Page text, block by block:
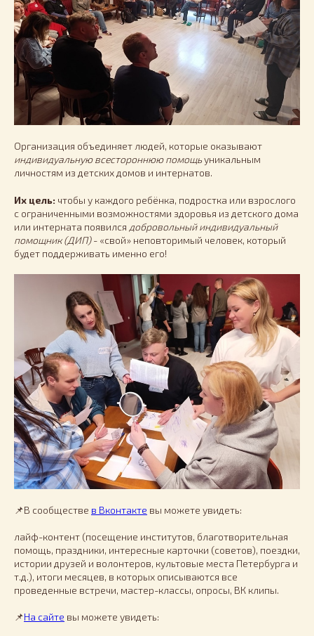
Организация объединяет людей, которые оказывают
индивидуальную всестороннюю помощьуникальным
личностям из детских домов и интернатов.
Их цель: чтобы у каждого ребёнка, подростка или взрослого
с ограниченными возможностями здоровья из детского дома
или интерната появился добровольный индивидуальный
помощник (ДИП)- «свой» неповторимый человек, который
будет поддерживать именно его!
📌В сообществе в Вконтакте вы можете увидеть:
лайф-контент (посещение институтов, благотворительная
помощь, праздники, интересные карточки (советов), поездки,
истории друзей и волонтеров, культовые места Петербурга и
т.д.), итоги месяцев, в которых описываются все
проведенные встречи, мастер-классы, опросы, ВК клипы.
📌На сайте вы можете увидеть: